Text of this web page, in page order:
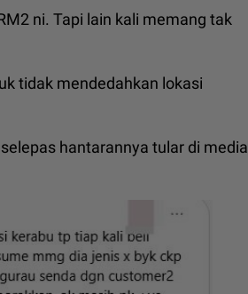
ni. Tapi lain kali memang tak
tidak mendedahkan lokasi
hantarannya tular di media